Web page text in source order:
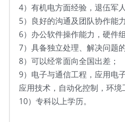
4） 有机电方面经验，退伍军
5） 良好的沟通及团队协作能
6） 办公软件操作能力，硬件
7） 具备独立处理、解决问题
8） 可以经常面向全国出差；
9） 电子与通信工程，应用电
应用技术，自动化控制，环境
10） 专科以上学历。